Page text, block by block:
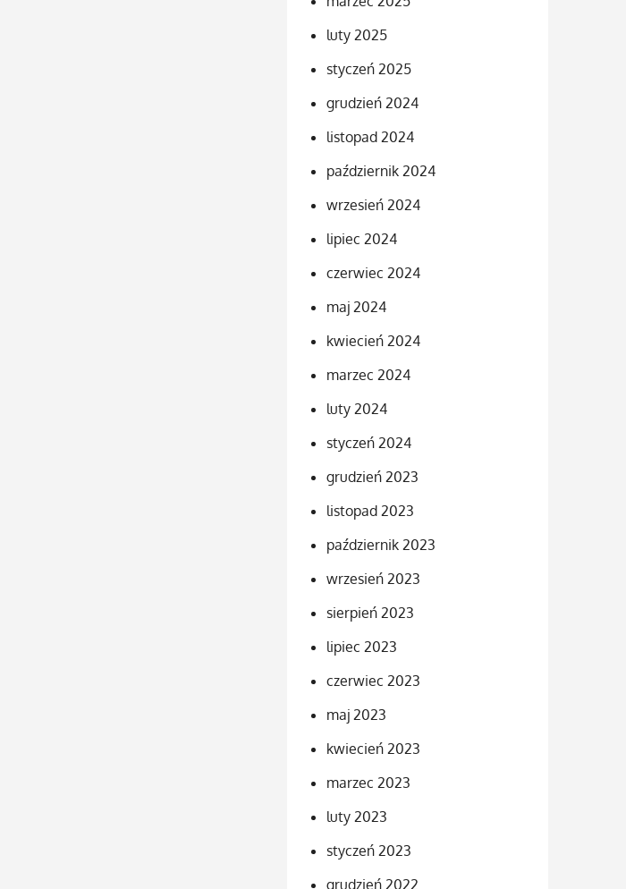
luty 2025
styczeń 2025
grudzień 2024
listopad 2024
październik 2024
wrzesień 2024
lipiec 2024
czerwiec 2024
maj 2024
kwiecień 2024
marzec 2024
luty 2024
styczeń 2024
grudzień 2023
listopad 2023
październik 2023
wrzesień 2023
sierpień 2023
lipiec 2023
czerwiec 2023
maj 2023
kwiecień 2023
marzec 2023
luty 2023
styczeń 2023
grudzień 2022